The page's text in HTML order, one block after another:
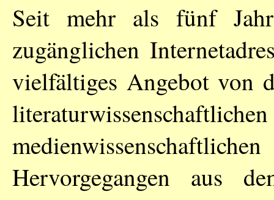
Seit mehr als fünf
zugänglichen
vielfältiges Angebot von
Hervorgegangen aus